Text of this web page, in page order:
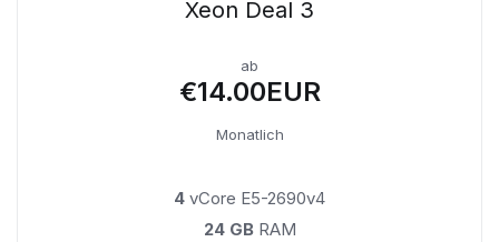
Xeon Deal 3
ab
€14.00EUR
Monatlich
4 vCore E5-2690v4
24 GB RAM